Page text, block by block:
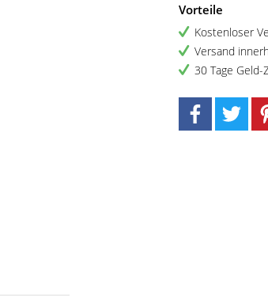
Vorteile
Kostenloser
Versand
30 Tage Geld-